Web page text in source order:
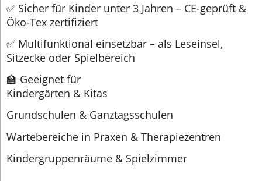
✅ Sicher für Kinder unter 3 Jahren – CE-geprüft &
Öko-Tex zertifiziert
✅ Multifunktional einsetzbar – als Leseinsel,
Sitzecke oder Spielbereich
🏫 Geeignet für
Kindergärten & Kitas
Grundschulen & Ganztagsschulen
Wartebereiche in Praxen & Therapiezentren
Kindergruppenräume & Spielzimmer